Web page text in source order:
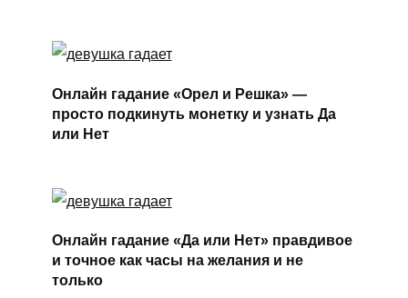
Онлайн гадание «Орел и Решка» —
просто подкинуть монетку и узнать Да
или Нет
Онлайн гадание «Да или Нет» правдивое
и точное как часы на желания и не
только